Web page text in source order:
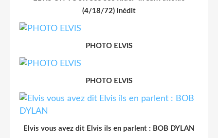
(4/18/72) inédit
PHOTO ELVIS
PHOTO ELVIS
Elvis vous avez dit Elvis ils en parlent : BOB DYLAN